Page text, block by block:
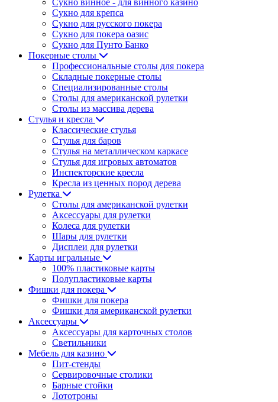
Сукно винное - для винного казино
Сукно для крепса
Сукно для русского покера
Сукно для покера оазис
Сукно для Пунто Банко
Покерные столы
Профессиональные столы для покера
Складные покерные столы
Специализированные столы
Столы для американской рулетки
Столы из массива дерева
Стулья и кресла
Классические стулья
Стулья для баров
Стулья на металлическом каркасе
Стулья для игровых автоматов
Инспекторские кресла
Кресла из ценных пород дерева
Рулетка
Столы для американской рулетки
Аксессуары для рулетки
Колеса для рулетки
Шары для рулетки
Дисплеи для рулетки
Карты игральные
100% пластиковые карты
Полупластиковые карты
Фишки для покера
Фишки для покера
Фишки для американской рулетки
Аксессуары
Аксессуары для карточных столов
Светильники
Мебель для казино
Пит-стенды
Сервировочные столики
Барные стойки
Лототроны